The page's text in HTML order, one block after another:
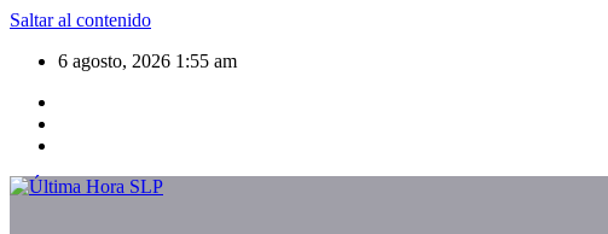
Saltar al contenido
6 agosto, 2026 1:55 am